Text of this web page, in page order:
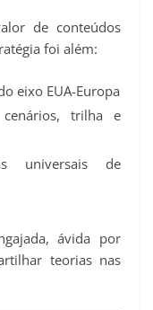
de conteúdos
foi além:
eixo EUA-Europa
trilha e
universais de
ávida por
teorias nas